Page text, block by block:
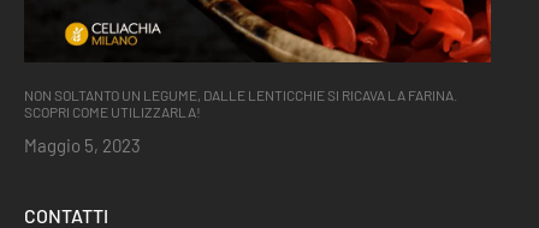
NON SOLTANTO UN LEGUME, DALLE LENTICCHIE SI RICAVA LA FARINA.
SCOPRI COME UTILIZZARLA!
Maggio 5, 2023
CONTATTI